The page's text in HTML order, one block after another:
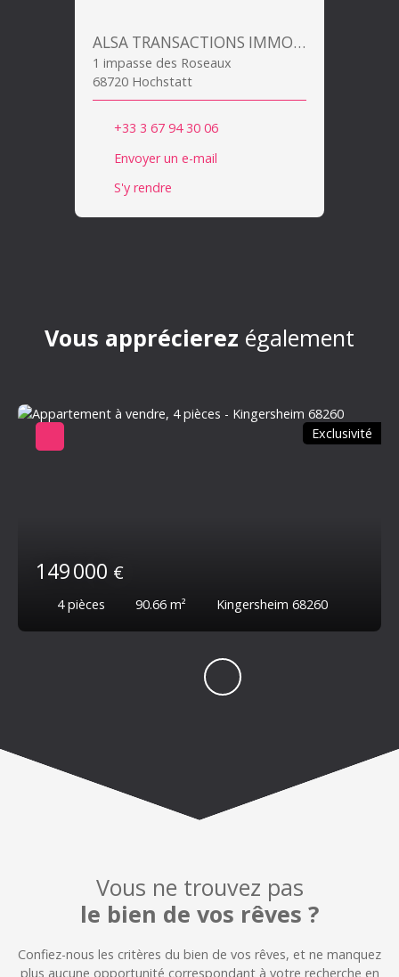
ALSA TRANSACTIONS IMMOBILIERES
1 impasse des Roseaux
68720 Hochstatt
+33 3 67 94 30 06
Envoyer un e-mail
S'y rendre
Vous apprécierez également
149 000 €
4pièces 90.66 m² Kingersheim 68260
Exclusivité
Vous ne trouvez pas
le bien de vos rêves ?
Confiez-nous les critères du bien de vos rêves, et ne manquez
plus aucune opportunité correspondant à votre recherche en